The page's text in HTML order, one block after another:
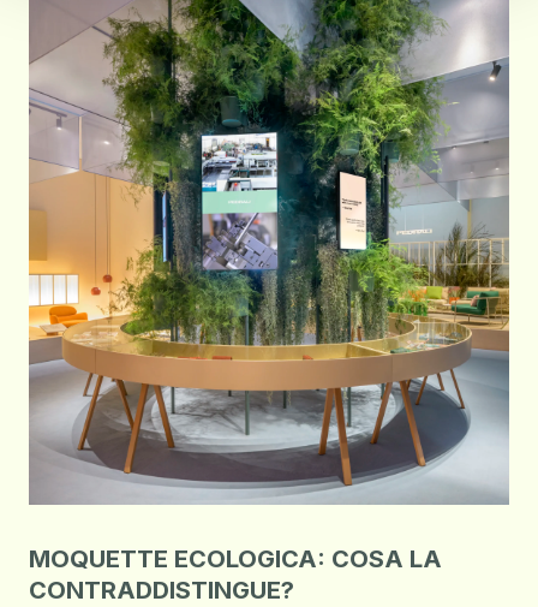
MOQUETTE ECOLOGICA: COSA LA
CONTRADDISTINGUE?